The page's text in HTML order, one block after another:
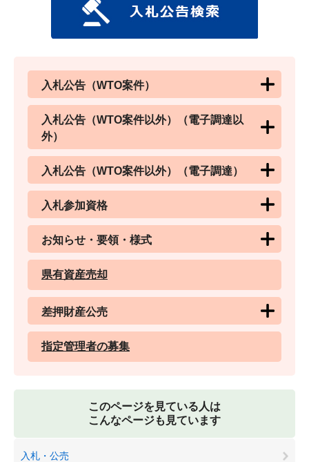
入札公告（WTO案件）
入札公告（WTO案件以外）（電子調達以
外）
入札公告（WTO案件以外）（電子調達）
入札参加資格
お知らせ・要領・様式
県有資産売却
差押財産公売
指定管理者の募集
このページを見ている人は
こんなページも見ています
入札・公売